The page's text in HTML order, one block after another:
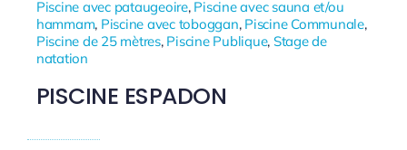
Piscine avec pataugeoire, Piscine avec sauna et/ou
hammam, Piscine avec toboggan, Piscine Communale,
Piscine de 25 mètres, Piscine Publique, Stage de
natation
PISCINE ESPADON